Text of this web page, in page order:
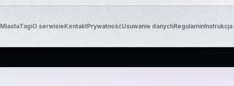
MiastaTagiO serwisieKontaktPrywatnośćUsuwanie danychRegulaminInstrukcja